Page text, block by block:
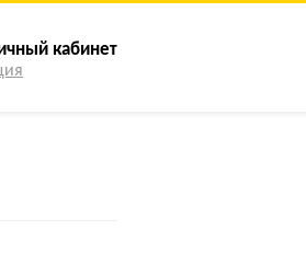
кабинет